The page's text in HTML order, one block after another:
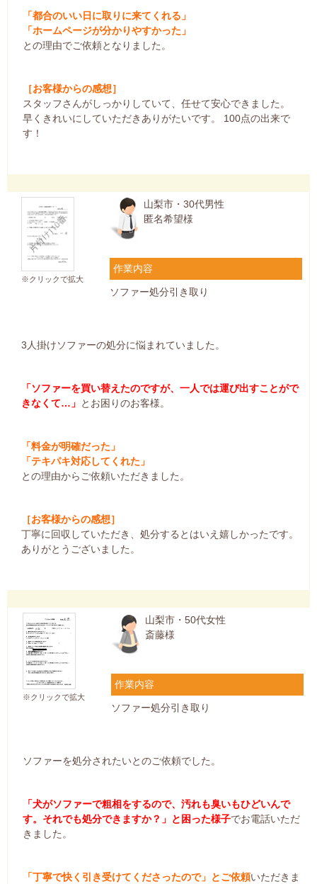
「都合のいい日に取りに来てくれる」
「ホームページが分かりやすかった」
との理由でご依頼となりました。
［お客様からの感想］
スタッフさんがしっかりしていて、任せて安心できました。
早くきれいにしていただきありがたいです。 100点の出来で
す！
※クリックで拡大
山梨市・30代男性
匿名希望様
作業内容
ソファー処分引き取り
3人掛けソファーの処分に悩まれていました。
「ソファーを買い替えたのですが、一人では運び出すことがで
きなくて…」 とお困りのお客様。
「料金が明確だった」
「テキパキ対応してくれた」
との理由からご依頼いただきました。
［お客様からの感想］
丁寧に回収していただき、処分するとはいえ嬉しかったです。
ありがとうございました。
※クリックで拡大
山梨市・50代女性
斎藤様
作業内容
ソファー処分引き取り
ソファーを処分されたいとのご依頼でした。
「犬がソファーで粗相をするので、汚れも臭いもひどいんで
す。それでも処分できますか？」と困った様子でお電話いただ
きました。
「丁寧で快く引き受けてくださったので」とご依頼いただきま